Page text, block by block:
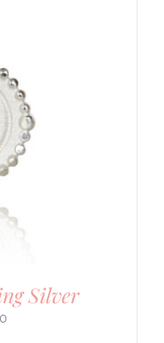
Silver